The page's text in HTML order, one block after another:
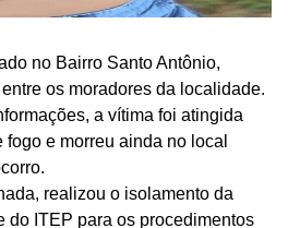
no Bairro Santo Antônio,
os moradores da localidade.
a vítima foi atingida
e morreu ainda no local
realizou o isolamento da
do ITEP para os procedimentos